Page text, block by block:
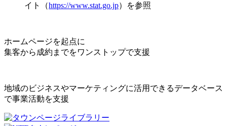
イト（https://www.stat.go.jp）を参照
ホームページを起点に
集客から成約までをワンストップで支援
地域のビジネスやマーケティングに活用できるデータベース
で事業活動を支援